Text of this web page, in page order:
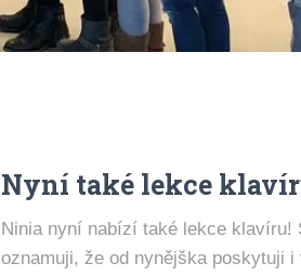
Nyní také lekce
Ninia nyní nabízí také lekce klavíru!
oznamuji, že od nynějška poskytuji